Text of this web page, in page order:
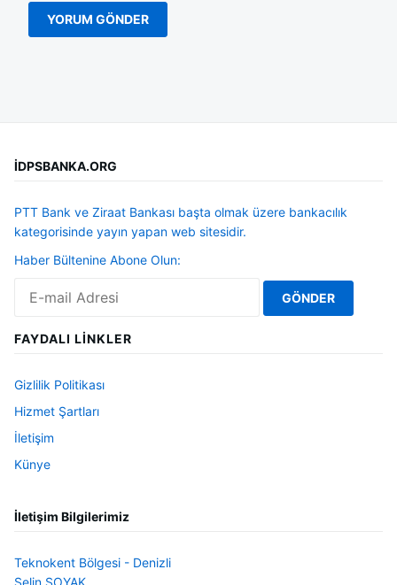
İDPSBANKA.ORG
PTT Bank ve Ziraat Bankası başta olmak üzere bankacılık
kategorisinde yayın yapan web sitesidir.
Haber Bültenine Abone Olun:
FAYDALI LINKLER
Gizlilik Politikası
Hizmet Şartları
İletişim
Künye
İletişim Bilgilerimiz
Teknokent Bölgesi - Denizli
Selin SOYAK